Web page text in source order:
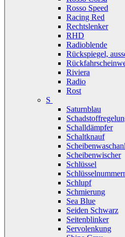
Rosso Speed
Racing Red
Rechtslenker
RHD
Radioblende
Rückspiegel,
Riviera
Radio
Rost
S
Saturnblau
Schalldämpfer
Schaltknauf
Scheibenwischer
Schlüssel
Schlupf
Schmierung
Sea Blue
Seiden Schwarz
Seitenblinker
Servolenkung